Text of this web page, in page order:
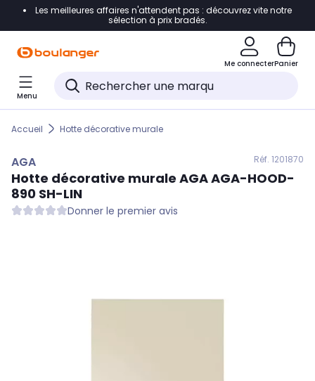
Accéder directement à la navigation
Accéder directement au pied de page
Accéder directement au chatbot
Les meilleures affaires n'attendent pas : découvrez vite notre
sélection à prix bradés.
Me connecterPanier
Menu
Accueil Hotte décorative murale
AGA Réf. 1201870
Hotte décorative murale AGAAGA-HOOD-
890 SH-LIN
Donner le premier avis